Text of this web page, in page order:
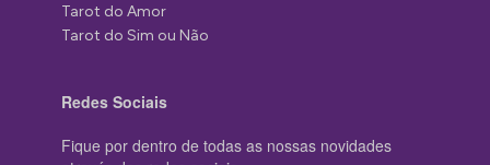
Tarot do Amor
Tarot do Sim ou Não
Redes Sociais
Fique por dentro de todas as nossas novidades